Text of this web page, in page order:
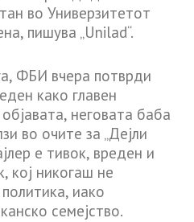
во Универзитетот
пишува „Unilad“.
ФБИ вчера потврди
како главен
неговата баба
во очите за „Дејли
е тивок, вреден и
кој никогаш не
иако
семејство.